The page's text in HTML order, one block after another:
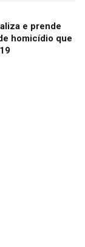
e prende
homicídio que